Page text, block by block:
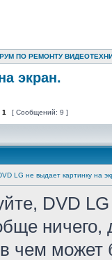
ПО РЕМОНТУ
экран.
1 [ Сообщений: 9 ]
LG не выдает картинку на
DVD
ничего,
в чем